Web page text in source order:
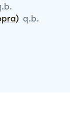
q.b.